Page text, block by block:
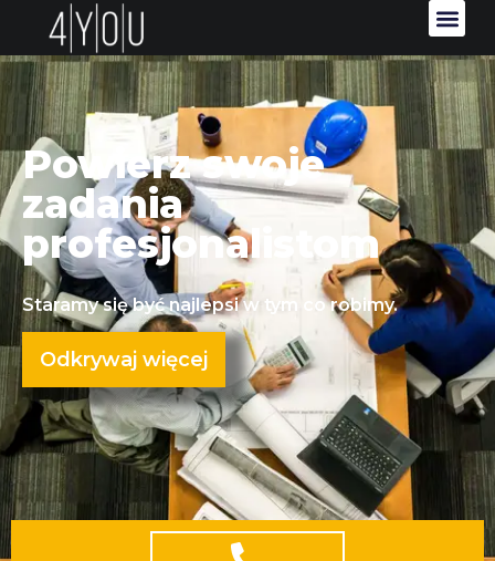
Powierz swoje
zadania
profesjonalistom
Staramy się być najlepsi w tym co robimy.
Odkrywaj więcej